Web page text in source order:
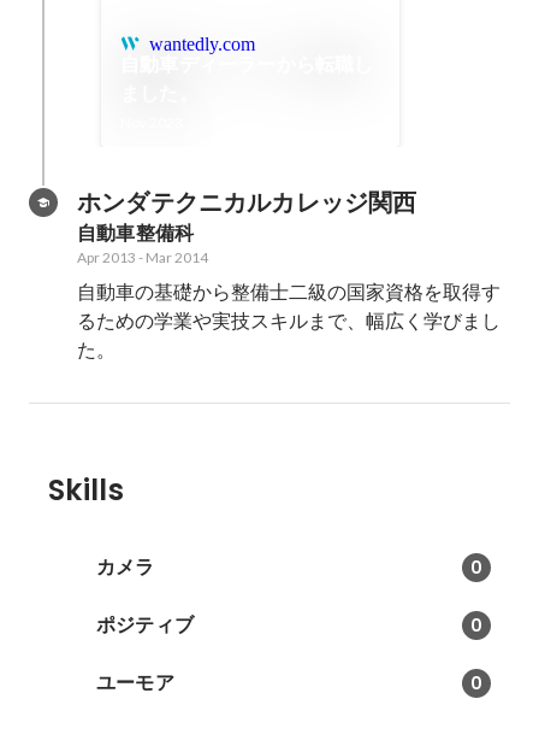
wantedly.com
ホンダテクニカルカレッジ関西
自動車整備科
Apr 2013 - Mar 2014
自動車の基礎から整備士二級の国家資格を取得す
るための学業や実技スキルまで、幅広く学びまし
た。
Skills
カメラ 0
ポジティブ 0
ユーモア 0